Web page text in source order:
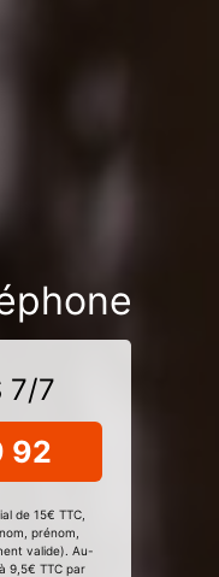
7/7
92
de 15€ TTC,
prénom,
valide). Au-
9,5€ TTC par